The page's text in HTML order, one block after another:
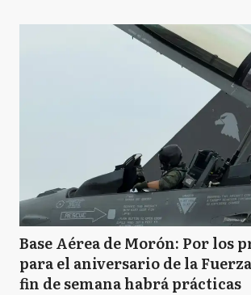
Base Aérea de Morón: Por los
para el aniversario de la
fin de semana habrá prácticas